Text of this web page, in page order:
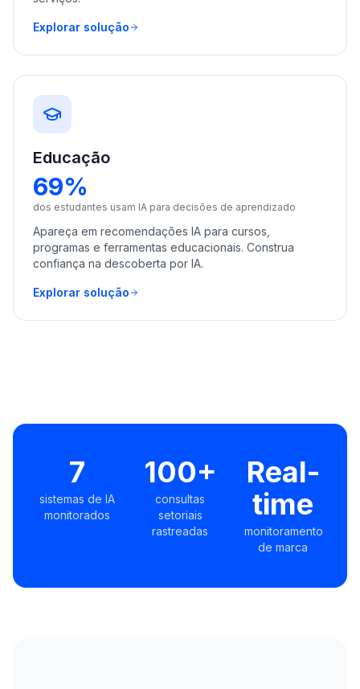
Explorar solução
Educação
69%
dos estudantes usam IA para decisões de aprendizado
Apareça em recomendações IA para cursos,
programas e ferramentas educacionais. Construa
confiança na descoberta por IA.
Explorar solução
7
sistemas de IA
monitorados
100+
consultas
setoriais
rastreadas
Real-
time
monitoramento
de marca